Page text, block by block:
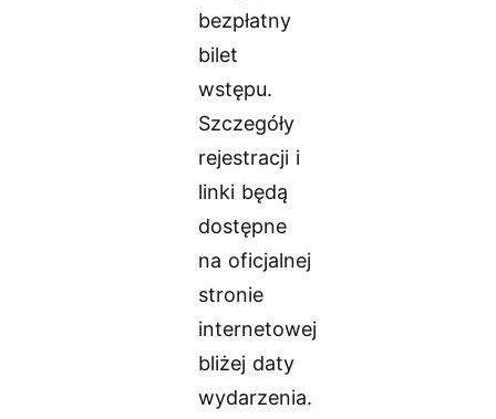
bezpłatny
bilet
wstępu.
Szczegóły
rejestracji i
linki będą
dostępne
na oficjalnej
stronie
internetowej
bliżej daty
wydarzenia.